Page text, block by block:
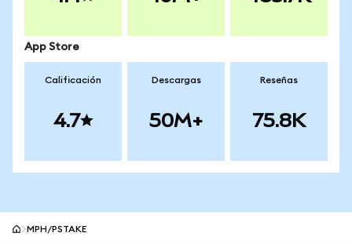
App Store
Calificación
4.7
Descargas
50M+
Reseñas
75.8K
MPH/PSTAKE